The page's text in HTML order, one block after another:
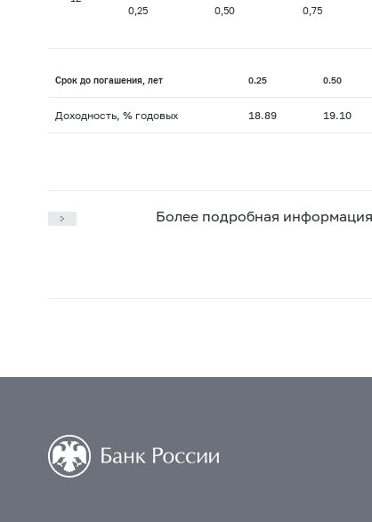
0,25 0,50 0,75
Срок до погашения, лет 0.25 0.50
Доходность, % годовых 18.89 19.10
Более подробная